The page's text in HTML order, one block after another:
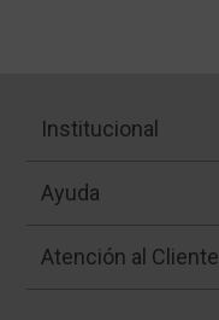
Institucional
Ayuda
Atención al Cliente